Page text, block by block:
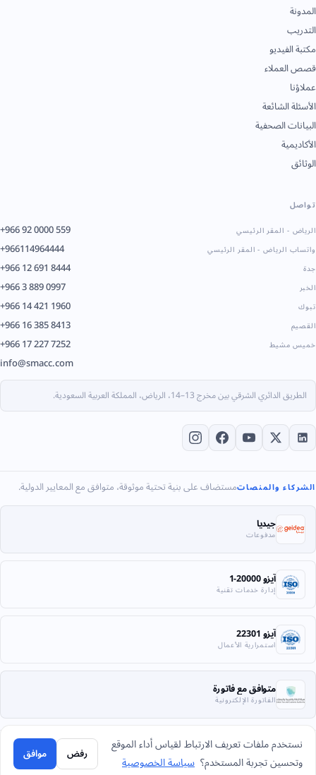
المدونة
التدريب
مكتبة الفيديو
قصص العملاء
عملاؤنا
الأسئلة الشائعة
البيانات الصحفية
الأكاديمية
الوثائق
تواصل
+966 92 0000 559 الرياض - المقر الرئيسي
+966114964444 واتساب الرياض - المقر الرئيسي
+966 12 691 8444 جدة
+966 3 889 0997 الخبر
+966 14 421 1960 تبوك
+966 16 385 8413 القصيم
+966 17 227 7252 خميس مشيط
info@smacc.com
الطريق الدائري الشرقي بين مخرج 13–14، الرياض، المملكة العربية السعودية.
الشركاء والمنصاتمستضاف على بنية تحتية موثوقة، متوافق مع المعايير الدولية.
جيديا
مدفوعات
آيزو 20000-1
إدارة خدمات تقنية
آيزو 22301
استمرارية الأعمال
متوافق مع فاتورة
الفاتورة الإلكترونية
الخصوصيةالشروطالإرجاعخريطة الموقع
نستخدم ملفات تعريف الارتباط لقياس أداء الموقع
وتحسين تجربة المستخدم؟ سياسة الخصوصية رفض موافق